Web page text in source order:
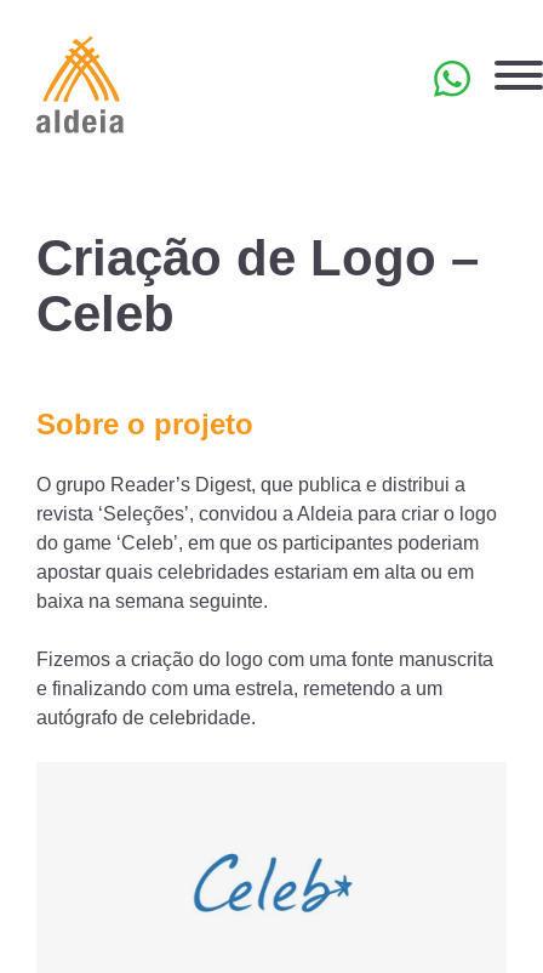
content
Criação de Logo –
Celeb
Sobre o projeto
O grupo Reader’s Digest, que publica e distribui a
revista ‘Seleções’, convidou a Aldeia para criar o logo
do game ‘Celeb’, em que os participantes poderiam
apostar quais celebridades estariam em alta ou em
baixa na semana seguinte.
Fizemos a criação do logo com uma fonte manuscrita
e finalizando com uma estrela, remetendo a um
autógrafo de celebridade.